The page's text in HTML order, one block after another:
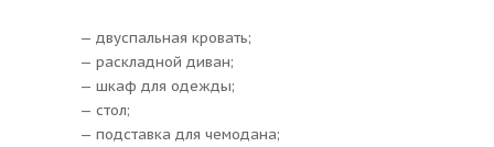
— двуспальная кровать;
— раскладной диван;
— шкаф для одежды;
— стол;
— подставка для чемодана;